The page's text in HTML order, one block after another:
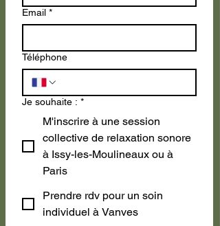
Email *
Téléphone
Je souhaite : *
M'inscrire à une session
collective de relaxation sonore
à Issy-les-Moulineaux ou à
Paris
Prendre rdv pour un soin
individuel à Vanves